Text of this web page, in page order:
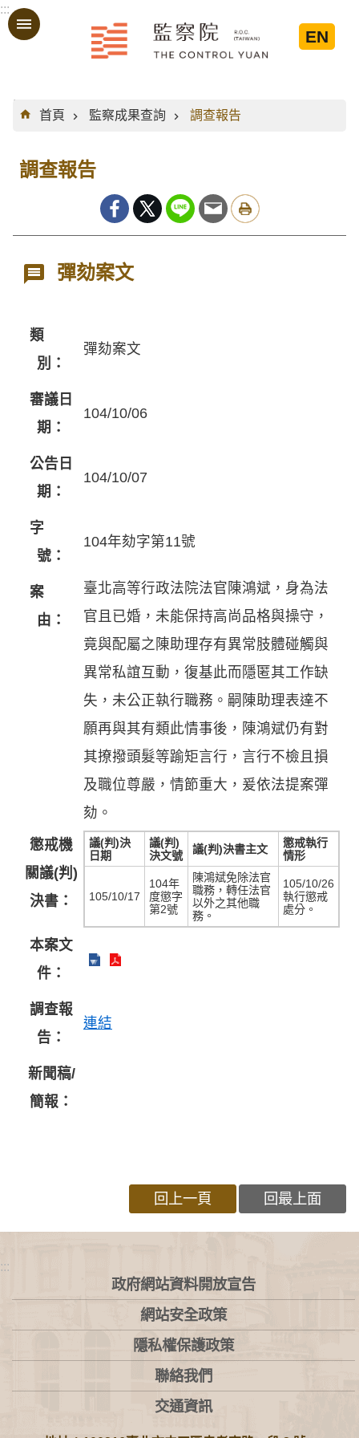
跳到主要內容區塊
:::
EN
:::
首頁
監察成果查詢 調查報告
調查報告
彈劾案文
類
別：
彈劾案文
審議日
期：
104/10/06
公告日
期：
104/10/07
字
號：
104年劾字第11號
案
由：
臺北高等行政法院法官陳鴻斌，身為法
官且已婚，未能保持高尚品格與操守，
竟與配屬之陳助理存有異常肢體碰觸與
異常私誼互動，復基此而隱匿其工作缺
失，未公正執行職務。嗣陳助理表達不
願再與其有類此情事後，陳鴻斌仍有對
其撩撥頭髮等踰矩言行，言行不檢且損
及職位尊嚴，情節重大，爰依法提案彈
劾。
懲戒機
關議(判)
決書：
議(判)決
日期
議(判)
決文號
議(判)決書主文
懲戒執行
情形
105/10/17
104年
度懲字
第2號
陳鴻斌免除法官
職務，轉任法官
以外之其他職
務。
105/10/26
執行懲戒
處分。
本案文
件：
調查報
告：
連結
新聞稿/
簡報：
回上一頁 回最上面
:::
政府網站資料開放宣告
網站安全政策
隱私權保護政策
聯絡我們
交通資訊